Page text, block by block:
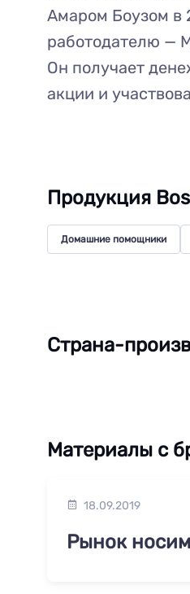
Амаром Боузом в
работодателю —
Он получает
акции и
Продукция
Домашние помощники
Страна-
Материалы с
18.09.2019
Рынок